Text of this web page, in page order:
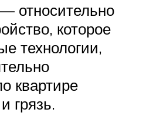
относительно
которое
технологии,
квартире
грязь.